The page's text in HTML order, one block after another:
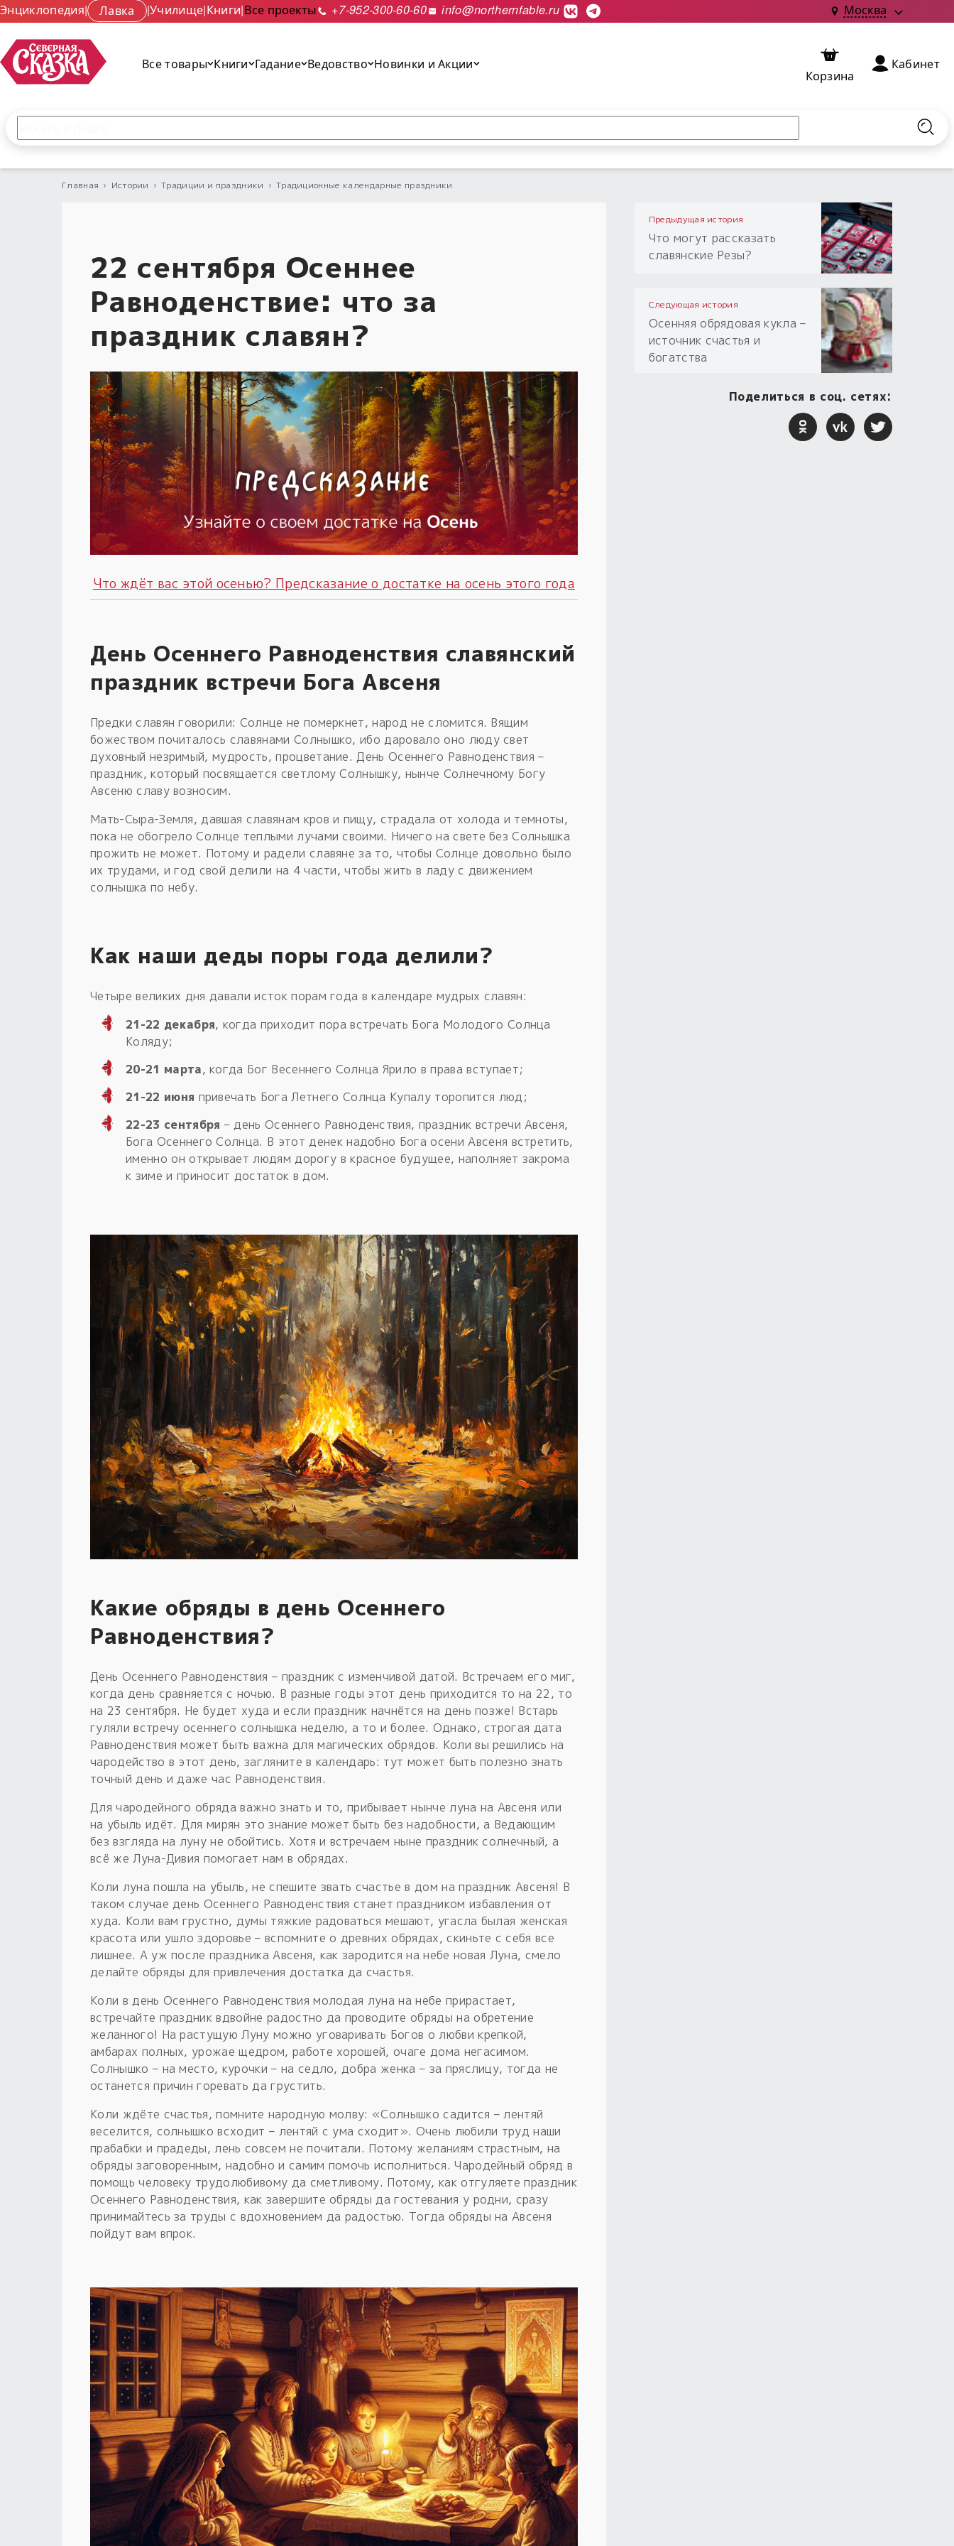
Энциклопедия| Лавка |Училище|Книги|Все проекты +7-952-300-60-60 info@northernfable.ru Москва
Все товары Книги Гадание Ведовство Новинки и Акции
Корзина
Кабинет
Главная › Истории › Традиции и праздники › Традиционные календарные праздники
22 сентября Осеннее
Равноденствие: что за
праздник славян?
Что ждёт вас этой осенью? Предсказание о достатке на осень этого года
День Осеннего Равноденствия славянский
праздник встречи Бога Авсеня
Предки славян говорили: Солнце не померкнет, народ не сломится. Вящим
божеством почиталось славянами Солнышко, ибо даровало оно люду свет
духовный незримый, мудрость, процветание. День Осеннего Равноденствия –
праздник, который посвящается светлому Солнышку, нынче Солнечному Богу
Авсеню славу возносим.
Мать-Сыра-Земля, давшая славянам кров и пищу, страдала от холода и темноты,
пока не обогрело Солнце теплыми лучами своими. Ничего на свете без Солнышка
прожить не может. Потому и радели славяне за то, чтобы Солнце довольно было
их трудами, и год свой делили на 4 части, чтобы жить в ладу с движением
солнышка по небу.
Как наши деды поры года делили?
Четыре великих дня давали исток порам года в календаре мудрых славян:
21-22 декабря, когда приходит пора встречать Бога Молодого Солнца
Коляду;
20-21 марта, когда Бог Весеннего Солнца Ярило в права вступает;
21-22 июня привечать Бога Летнего Солнца Купалу торопится люд;
22-23 сентября – день Осеннего Равноденствия, праздник встречи Авсеня,
Бога Осеннего Солнца. В этот денек надобно Бога осени Авсеня встретить,
именно он открывает людям дорогу в красное будущее, наполняет закрома
к зиме и приносит достаток в дом.
Какие обряды в день Осеннего
Равноденствия?
День Осеннего Равноденствия – праздник с изменчивой датой. Встречаем его миг,
когда день сравняется с ночью. В разные годы этот день приходится то на 22, то
на 23 сентября. Не будет худа и если праздник начнётся на день позже! Встарь
гуляли встречу осеннего солнышка неделю, а то и более. Однако, строгая дата
Равноденствия может быть важна для магических обрядов. Коли вы решились на
чародейство в этот день, загляните в календарь: тут может быть полезно знать
точный день и даже час Равноденствия.
Для чародейного обряда важно знать и то, прибывает нынче луна на Авсеня или
на убыль идёт. Для мирян это знание может быть без надобности, а Ведающим
без взгляда на луну не обойтись. Хотя и встречаем ныне праздник солнечный, а
всё же Луна-Дивия помогает нам в обрядах.
Коли луна пошла на убыль, не спешите звать счастье в дом на праздник Авсеня! В
таком случае день Осеннего Равноденствия станет праздником избавления от
худа. Коли вам грустно, думы тяжкие радоваться мешают, угасла былая женская
красота или ушло здоровье – вспомните о древних обрядах, скиньте с себя все
лишнее. А уж после праздника Авсеня, как зародится на небе новая Луна, смело
делайте обряды для привлечения достатка да счастья.
Коли в день Осеннего Равноденствия молодая луна на небе прирастает,
встречайте праздник вдвойне радостно да проводите обряды на обретение
желанного! На растущую Луну можно уговаривать Богов о любви крепкой,
амбарах полных, урожае щедром, работе хорошей, очаге дома негасимом.
Солнышко – на место, курочки – на седло, добра женка – за пряслицу, тогда не
останется причин горевать да грустить.
Коли ждёте счастья, помните народную молву: «Солнышко садится – лентяй
веселится, солнышко всходит – лентяй с ума сходит». Очень любили труд наши
прабабки и прадеды, лень совсем не почитали. Потому желаниям страстным, на
обряды заговоренным, надобно и самим помочь исполниться. Чародейный обряд в
помощь человеку трудолюбивому да сметливому. Потому, как отгуляете праздник
Осеннего Равноденствия, как завершите обряды да гостевания у родни, сразу
принимайтесь за труды с вдохновением да радостью. Тогда обряды на Авсеня
пойдут вам впрок.
Предыдущая история
Что могут рассказать
славянские Резы?
Следующая история
Осенняя обрядовая кукла –
источник счастья и
богатства
Поделиться в соц. сетях: